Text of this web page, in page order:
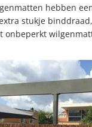
hebben
stukje
onbeperkt